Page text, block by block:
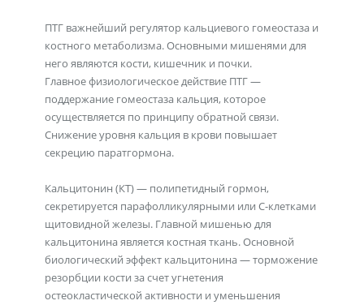
ПТГ важнейший регулятор кальциевого гомеостаза и
костного метаболизма. Основными мишенями для
него являются кости, кишечник и почки.
Главное физиологическое действие ПТГ —
поддержание гомеостаза кальция, которое
осуществляется по принципу обратной связи.
Снижение уровня кальция в крови повышает
секрецию паратгормона.
Кальцитонин (КТ) — полипетидный гормон,
секретируется парафолликулярными или С-клетками
щитовидной железы. Главной мишенью для
кальцитонина является костная ткань. Основной
биологический эффект кальцитонина — торможение
резорбции кости за счет угнетения
остеокластической активности и уменьшения